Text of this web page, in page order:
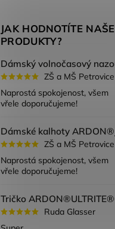
JAK HODNOTÍTE NAŠE
PRODUKTY?
ZŠ a MŠ Petrovice
Naprostá spokojenost, všem
vřele doporučujeme!
ZŠ a MŠ Petrovice
Naprostá spokojenost, všem
vřele doporučujeme!
Ruda Glasser